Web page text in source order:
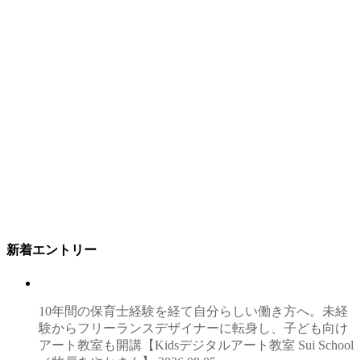
新着エントリー
10年間の保育士経験を経て自分らしい働き方へ。未経
験からフリーランスデザイナーに転身し、子ども向け
アート教室も開講【Kidsデジタルアート教室 Sui School